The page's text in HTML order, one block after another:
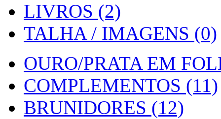
LIVROS (2)
TALHA / IMAGENS (0)
OURO/PRATA EM
COMPLEMENTOS (11)
BRUNIDORES (12)